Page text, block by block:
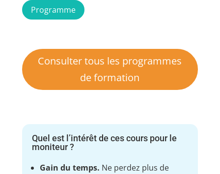
Programme
Consulter tous les programmes
de formation
Quel est l’intérêt de ces cours pour le
moniteur ?
Gain du temps. Ne perdez plus de